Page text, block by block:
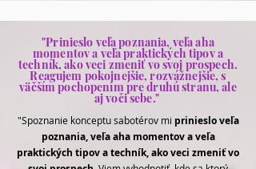
"Prinieslo veľa poznania, veľa aha
momentov a veľa praktických tipov a
techník, ako veci zmeniť vo svoj prospech.
Reagujem pokojnejšie, rozvážnejšie, s
väčším pochopením pre druhú stranu, ale
aj voči sebe."
"Spoznanie konceptu sabotérov mi prinieslo veľa
poznania, veľa aha momentov a veľa
praktických tipov a techník, ako veci zmeniť vo